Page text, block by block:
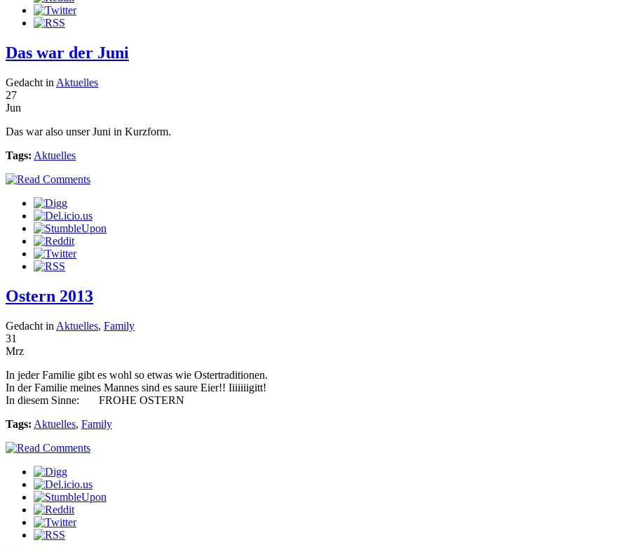
Das war der Juni
Gedacht in Aktuelles
27
Jun
Das war also unser Juni in Kurzform.
Tags: Aktuelles
Ostern 2013
Gedacht in Aktuelles, Family
31
Mrz
In jeder Familie gibt es wohl so etwas wie Ostertraditionen.
In der Familie meines Mannes sind es saure Eier!! Iiiiiiigitt!
In diesem Sinne: FROHE OSTERN
Tags: Aktuelles, Family